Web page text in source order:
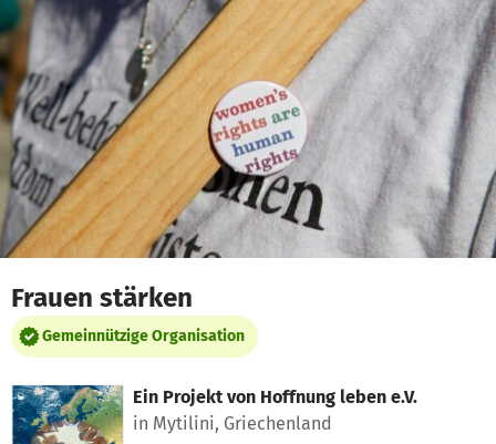
Zum Hauptinhalt springen
Erklärung zur Barrierefreiheit anzeigen
Frauen stärken
Gemeinnützige Organisation
Ein Projekt von Hoffnung leben e.V.
in Mytilini, Griechenland